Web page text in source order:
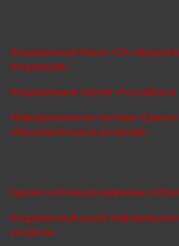
Федеральный Закон «Об
Федерации»
Федеральный портал
Информационная система
образовательным ресурсам»
Единая коллекция цифровых
Федеральный центр
ресурсов